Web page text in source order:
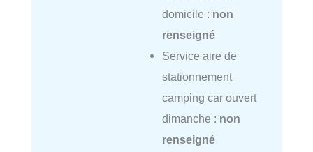
domicile : non
renseigné
Service aire de
stationnement
camping car ouvert
dimanche : non
renseigné